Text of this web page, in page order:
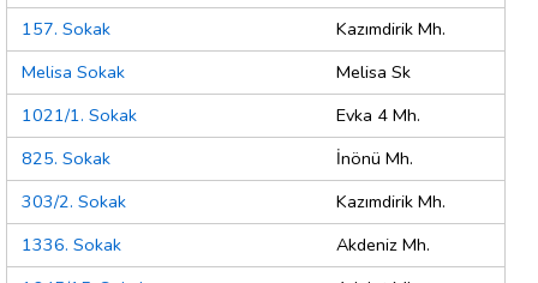
157. Sokak
Kazımdirik Mh.
Melisa Sokak
Melisa Sk
1021/1. Sokak
Evka 4 Mh.
825. Sokak
İnönü Mh.
303/2. Sokak
Kazımdirik Mh.
1336. Sokak
Akdeniz Mh.